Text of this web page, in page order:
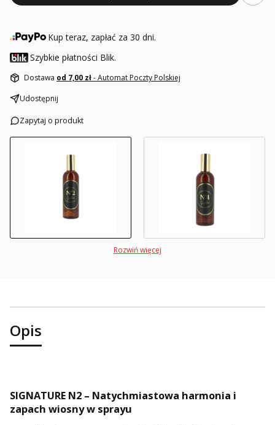
Kup teraz, zapłać za 30 dni.
Szybkie płatności Blik.
Dostawa od 7,00 zł- Automat Poczty Polskiej
Udostępnij
Zapytaj o produkt
Rozwiń więcej
Opis
SIGNATURE N2 – Natychmiastowa harmonia i
zapach wiosny w sprayu